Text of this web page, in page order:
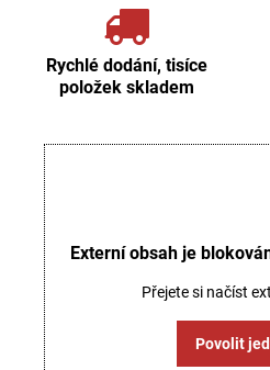
Rychlé dodání, tisíce
položek skladem
Externí obsah je
Přejete si načíst
Povolit